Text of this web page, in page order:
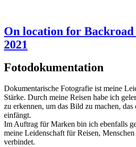
On location for
2021
Fotodokumentation
Dokumentarische Fotografie ist meine
Stärke. Durch meine Reisen habe ich
zu erkennen, um das Bild zu machen,
einfängt.
Im Auftrag für Marken bin ich ebenfalls
meine Leidenschaft für Reisen,
verbindet.